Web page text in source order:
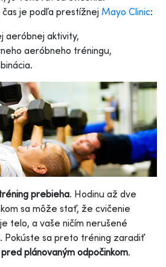
je podľa prestížnej Mayo Clinic:
aeróbnej aktivity,
aeróbneho tréningu,
prebieha. Hodinu až dve
sa môže stať, že cvičenie
telo, a vaše ničím nerušené
Pokúste sa preto tréning zaradiť
plánovaným odpočinkom.